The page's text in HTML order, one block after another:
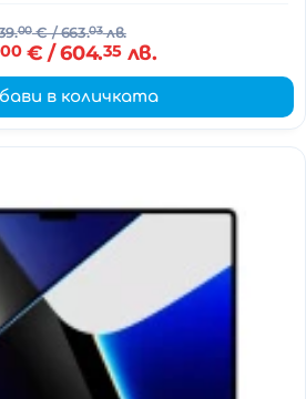
00€/ 663.03лв.
00€ / 604.35лв.
в количката